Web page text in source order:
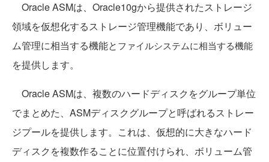
Oracle ASMは、Oracle10gから提供されたストレージ
領域を仮想化するストレージ管理機能であり、ボリュー
ム管理に相当する機能と ファイルシステムに相当する機能
を提供します。
Oracle ASMは、複数のハードディスクをグループ単位
でまとめた、ASMディスクグループと呼ばれるストレー
ジプールを提供します。これは、仮想的に大きなハード
ディスクを複数作ることに位置付けられ、ボリューム管